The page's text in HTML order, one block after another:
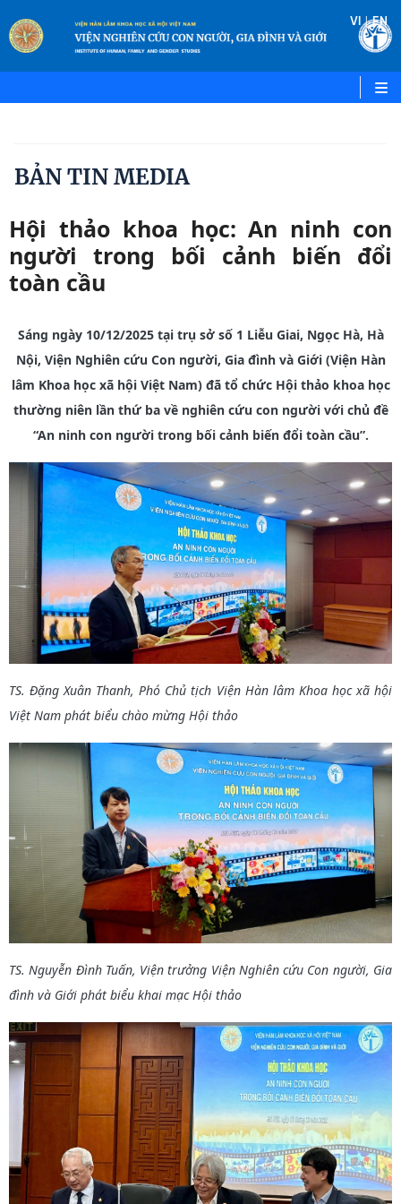
VI |EN
BẢN TIN MEDIA
Hội thảo khoa học: An ninh con
người trong bối cảnh biến đổi
toàn cầu
Sáng ngày 10/12/2025 tại trụ sở số 1 Liễu Giai, Ngọc Hà, Hà
Nội, Viện Nghiên cứu Con người, Gia đình và Giới (Viện Hàn
lâm Khoa học xã hội Việt Nam) đã tổ chức Hội thảo khoa học
thường niên lần thứ ba về nghiên cứu con người với chủ đề
“An ninh con người trong bối cảnh biến đổi toàn cầu”.
TS. Đặng Xuân Thanh, Phó Chủ tịch Viện Hàn lâm Khoa học xã hội
Việt Nam phát biểu chào mừng Hội thảo
TS. Nguyễn Đình Tuấn, Viện trưởng Viện Nghiên cứu Con người, Gia
đình và Giới phát biểu khai mạc Hội thảo